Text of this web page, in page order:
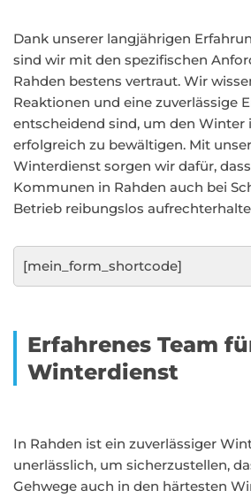
Dank unserer langjährigen
sind wir mit den spezifischen
Rahden bestens vertraut. Wir
Reaktionen und eine zuverlässige
entscheidend sind, um den Winter
erfolgreich zu bewältigen. Mit
Winterdienst sorgen wir dafür,
Kommunen in Rahden auch bei
Betrieb reibungslos
[mein_form_shortcode]
Erfahrenes Team
Winterdienst
In Rahden ist ein zuverlässiger
unerlässlich, um sicherzustellen,
Gehwege auch in den härtesten